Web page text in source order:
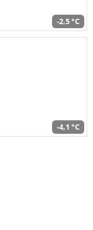
-2,5 °C
-4,1 °C